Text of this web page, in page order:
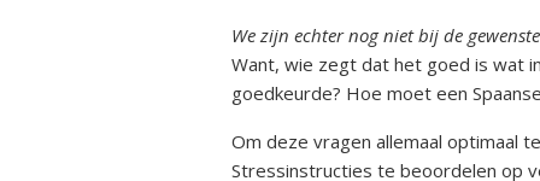
We zijn echter nog niet bij de
Want, wie zegt dat het goed is wat
goedkeurde? Hoe moet een
Om deze vragen allemaal optimaal
Stressinstructies te beoordelen op